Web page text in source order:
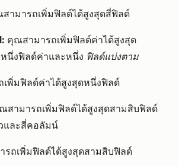
ามารถเพิ่มฟิลด์ได้สูงสุดสี่ฟิลด์
คุณสามารถเพิ่มฟิลด์ค่าได้สูงสุด
นึ่งฟิลด์ค่าและหนึ่ง ฟิลด์แบ่งตาม
พิ่มฟิลด์ค่าได้สูงสุดหนึ่งฟิลด์
สามารถเพิ่มฟิลด์ได้สูงสุดสามสิบฟิลด์
และสี่คอลัมน์
รถเพิ่มฟิลด์ได้สูงสุดสามสิบฟิลด์